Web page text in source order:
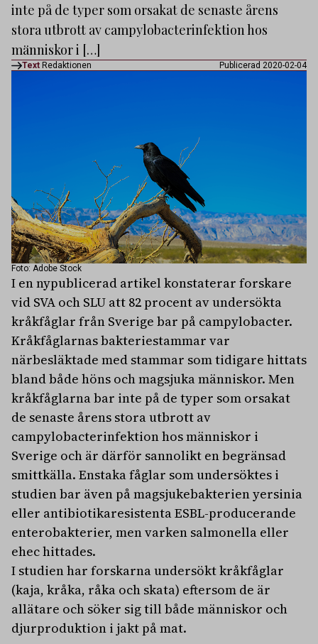
inte på de typer som orsakat de senaste årens
stora utbrott av campylobacterinfektion hos
människor i […]
Text Redaktionen Publicerad 2020-02-04
Foto: Adobe Stock
I en nypublicerad artikel konstaterar forskare
vid SVA och SLU att 82 procent av undersökta
kråkfåglar från Sverige bar på campylobacter.
Kråkfåglarnas bakteriestammar var
närbesläktade med stammar som tidigare hittats
bland både höns och magsjuka människor. Men
kråkfåglarna bar inte på de typer som orsakat
de senaste årens stora utbrott av
campylobacterinfektion hos människor i
Sverige och är därför sannolikt en begränsad
smittkälla. Enstaka fåglar som undersöktes i
studien bar även på magsjukebakterien yersinia
eller antibiotikaresistenta ESBL-producerande
enterobakterier, men varken salmonella eller
ehec hittades.
I studien har forskarna undersökt kråkfåglar
(kaja, kråka, råka och skata) eftersom de är
allätare och söker sig till både människor och
djurproduktion i jakt på mat.